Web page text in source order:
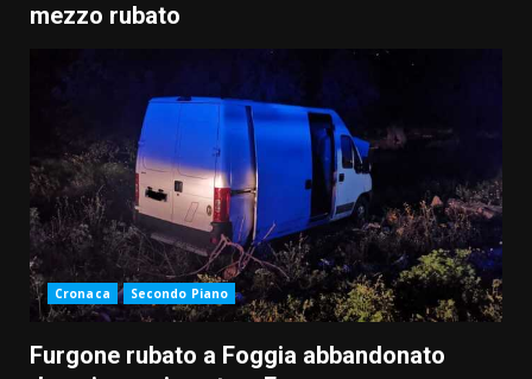
mezzo rubato
Cronaca Secondo Piano
Furgone rubato a Foggia abbandonato